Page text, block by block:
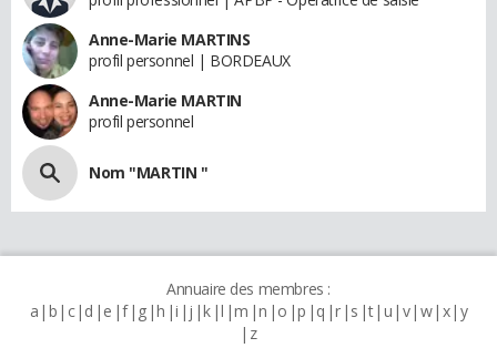
Anne-Marie MARTINS
profil personnel | BORDEAUX
Anne-Marie MARTIN
profil personnel
Nom "MARTIN "
Annuaire des membres :
a b c d e f g h i j k l m n o p q r s t u v w x y
z